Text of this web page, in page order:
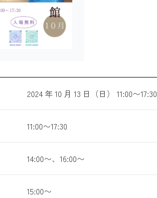
2024 年 10 月 13 日（日） 11:00〜17:30
11:00〜17:30
14:00〜、16:00〜
15:00〜